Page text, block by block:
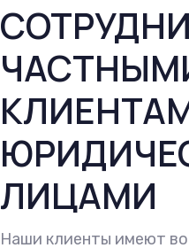
ЛИЦАМИ
Наши клиенты имеют